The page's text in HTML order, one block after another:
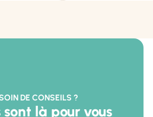
DE CONSEILS ?
sont là pour vous